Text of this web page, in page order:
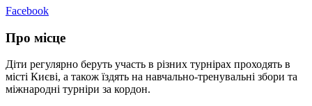
Facebook
Про місце
Діти регулярно беруть участь в різних турнірах проходять в
місті Києві, а також їздять на навчально-тренувальні збори та
міжнародні турніри за кордон.